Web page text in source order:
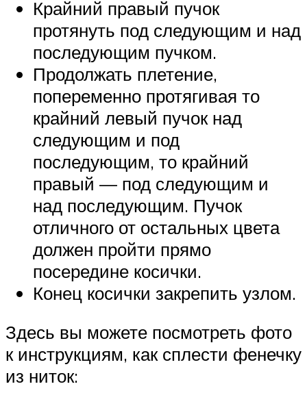
Крайний правый пучок
протянуть под следующим и над
последующим пучком.
Продолжать плетение,
попеременно протягивая то
крайний левый пучок над
следующим и под
последующим, то крайний
правый — под следующим и
над последующим. Пучок
отличного от остальных цвета
должен пройти прямо
посередине косички.
Конец косички закрепить узлом.
Здесь вы можете посмотреть фото
к инструкциям, как сплести фенечку
из ниток: